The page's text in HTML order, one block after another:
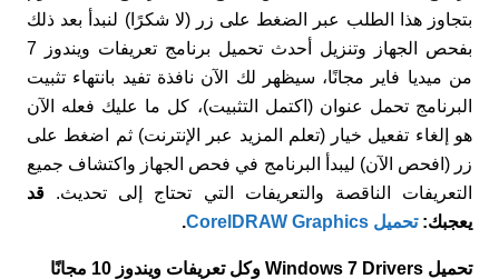
بتجاوز هذا الطلب عبر الضغط على زر (لا شكرًا) لنبدأ بعد ذلك
بفحص الجهاز وتنزيل أحدث تحميل برنامج تعريفات ويندوز 7
من ميديا فاير مجانًا، سيظهر لك الآن نافذة تفيد بانتهاء تثبيت
البرنامج تحمل عنوان (اكتمل التثبيت)، كل ما عليك فعله الآن
هو إلغاء تفعيل خيار (تعلم المزيد عبر الإنترنت) ثم اضغط على
زر (افحص الآن) ليبدأ البرنامج في فحص الجهاز واكتشاف جميع
التعريفات الناقصة والتعريفات التي تحتاج إلى تحديث. قد
يعجبك:تحميل CorelDRAW Graphics .
تحميل Windows 7 Drivers وكل تعريفات ويندوز 10 مجانًا